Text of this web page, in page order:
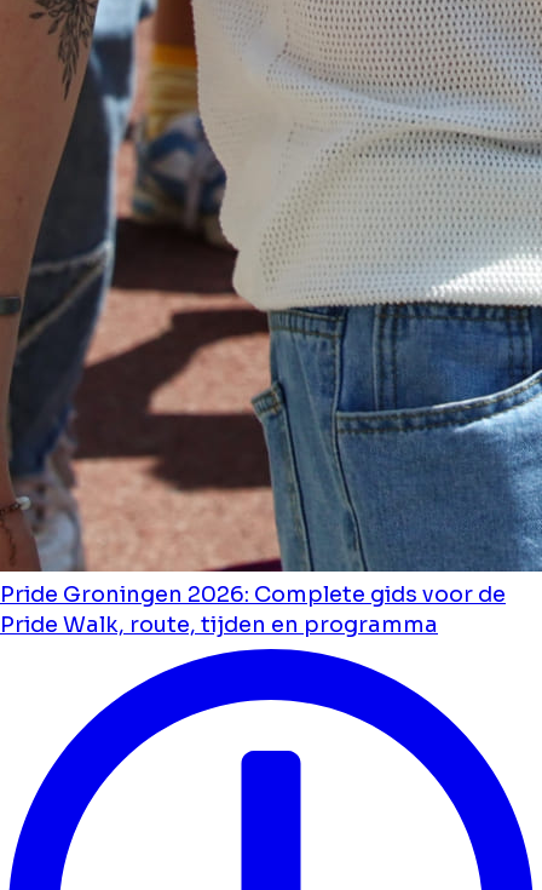
Pride Groningen 2026: Complete gids voor de
Pride Walk, route, tijden en programma